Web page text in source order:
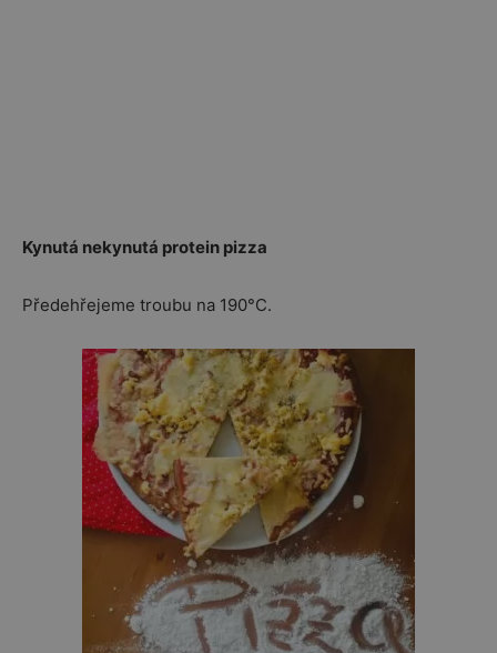
Kynutá nekynutá protein pizza
Předehřejeme troubu na 190°C.